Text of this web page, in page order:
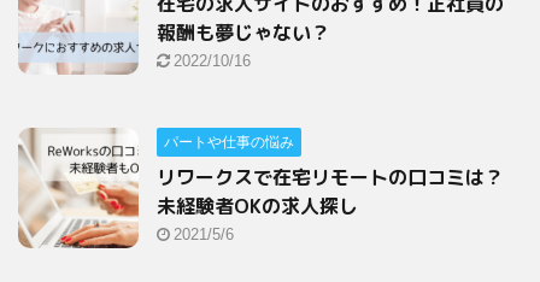
報酬も夢じゃない？
2022/10/16
パートや仕事の悩み
リワークスで在宅リモートの口コミは？
未経験者OKの求人探し
2021/5/6